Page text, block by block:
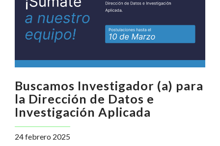
Buscamos Investigador (a) para
la Dirección de Datos e
Investigación Aplicada
24 febrero 2025